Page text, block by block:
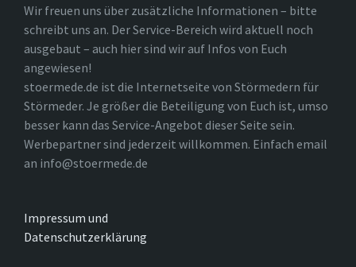
Wir freuen uns über zusätzliche Informationen – bitte
schreibt uns an. Der Service-Bereich wird aktuell noch
ausgebaut – auch hier sind wir auf Infos von Euch
angewiesen!
stoermede.de ist die Internetseite von Störmedern für
Störmeder. Je größer die Beteiligung von Euch ist, umso
besser kann das Service-Angebot dieser Seite sein.
Werbepartner sind jederzeit willkommen. Einfach email
an info@stoermede.de
Impressum und
Datenschutzerklärung